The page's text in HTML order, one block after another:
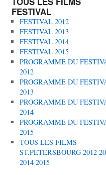
FESTIVAL
FESTIVAL 2012
FESTIVAL 2013
FESTIVAL 2014
FESTIVAL 2015
PROGRAMME DU
2012
PROGRAMME DU
2013
PROGRAMME DU
2014
PROGRAMME DU
2015
TOUS LES FILMS
ST.PETERSBOURG 2012
2014 2015